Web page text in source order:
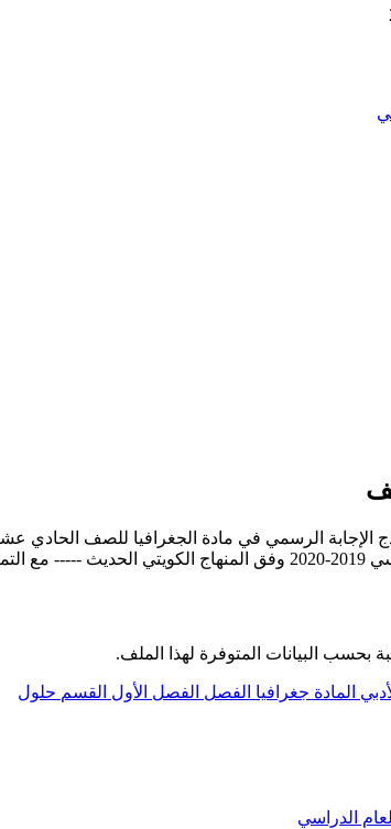
الإجابة الرسمي في مادة الجغرافيا للصف الحادي
والتفوق.
بحسب البيانات المتوفرة لهذا الملف.
المادة جغرافيا الفصل الفصل الأول القسم حلول
الدراسي